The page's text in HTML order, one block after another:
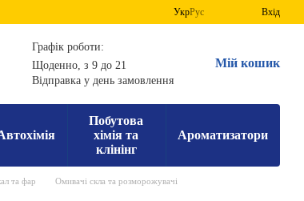
УкрРус Вхід
Графік роботи:
Щоденно, з 9 до 21
Відправка у день замовлення
Мій кошик
Побутова
хімія та
клінінг
Ароматизатори
та фар
Омивачі скла та розморожувачі